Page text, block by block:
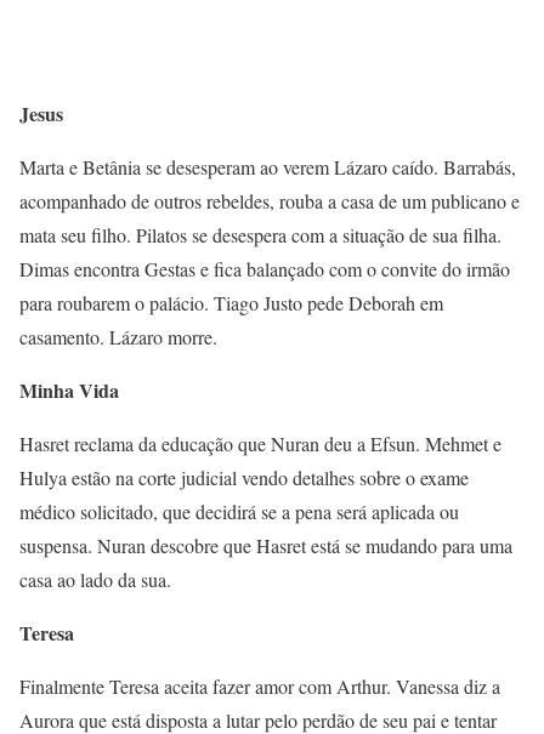
Jesus
Marta e Betânia se desesperam ao verem Lázaro caído. Barrabás,
acompanhado de outros rebeldes, rouba a casa de um publicano e
mata seu filho. Pilatos se desespera com a situação de sua filha.
Dimas encontra Gestas e fica balançado com o convite do irmão
para roubarem o palácio. Tiago Justo pede Deborah em
casamento. Lázaro morre.
Minha Vida
Hasret reclama da educação que Nuran deu a Efsun. Mehmet e
Hulya estão na corte judicial vendo detalhes sobre o exame
médico solicitado, que decidirá se a pena será aplicada ou
suspensa. Nuran descobre que Hasret está se mudando para uma
casa ao lado da sua.
Teresa
Finalmente Teresa aceita fazer amor com Arthur. Vanessa diz a
Aurora que está disposta a lutar pelo perdão de seu pai e tentar